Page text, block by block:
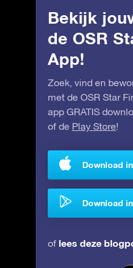
Bekijk
de OSR
App!
Zoek, vind en
met de OSR Star
app GRATIS
of de Play Store!
Download
Download
of lees deze